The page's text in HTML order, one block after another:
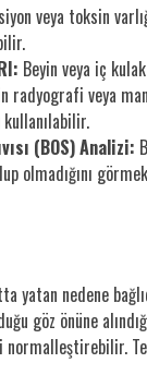
veya toksin
Beyin veya iç
radyografi veya
(BOS) Analizi:
olmadığını
yatan nedene
göz önüne